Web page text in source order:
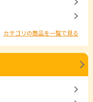
カテゴリの商品を一覧で見る